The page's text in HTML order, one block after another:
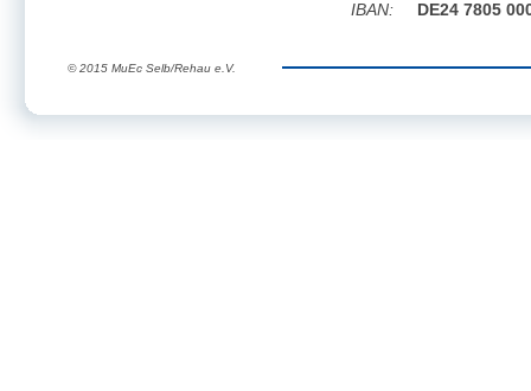
IBAN:
DE24 7805
© 2015 MuEc Selb/Rehau e.V.